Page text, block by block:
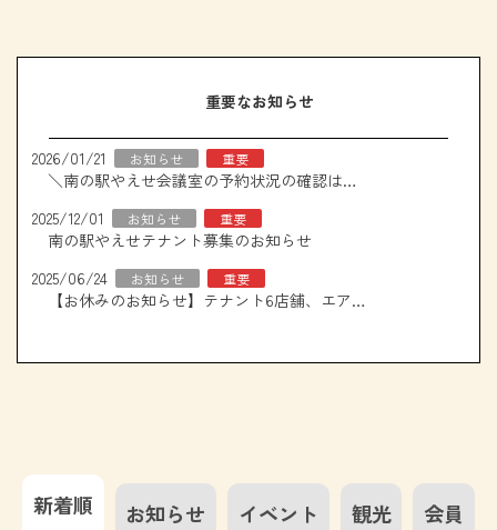
重要なお知らせ
2026/01/21 お知らせ 重要
＼南の駅やえせ会議室の予約状況の確認はこちら！／
2025/12/01
お知らせ 重要
南の駅やえせテナント募集のお知らせ
2025/06/24
お知らせ 重要
【お休みのお知らせ】テナント6店舗、エアコン取り換え工事について
新着順 お知らせ イベント 観光 会員